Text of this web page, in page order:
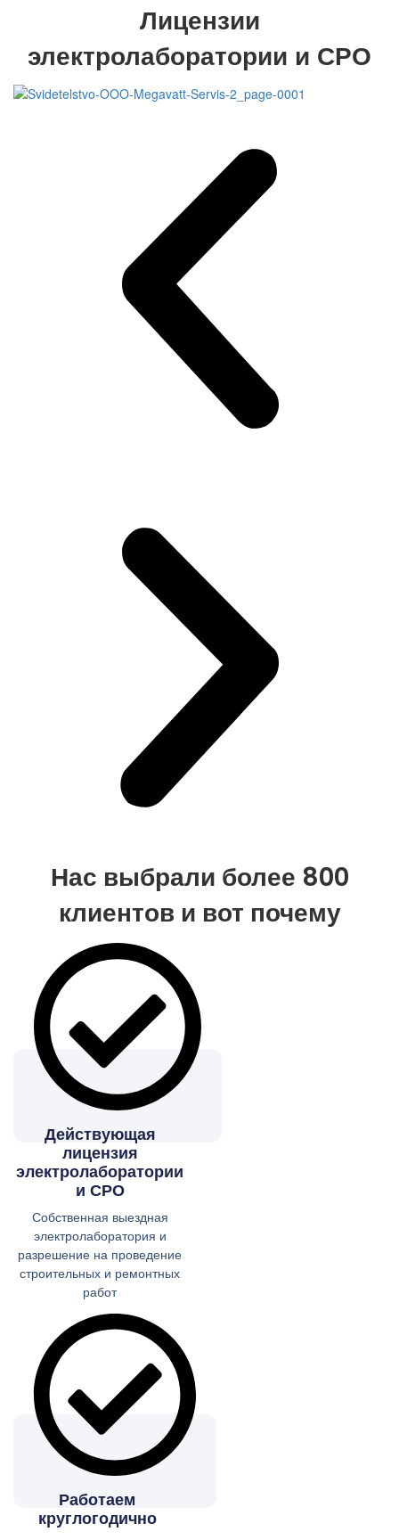
Лицензии
электролаборатории и СРО
Нас выбрали более 800
клиентов и вот почему
Действующая
лицензия
электролаборатории
и СРО
Собственная выездная
электролаборатория и
разрешение на проведение
строительных и ремонтных
работ
Работаем
круглогодично